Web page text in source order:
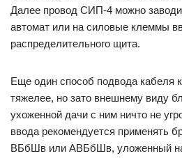
Далее провод СИП-4 можно
автомат или на силовые клеммы
распределительного щита.
Еще один способ подвода кабеля
тяжелее, но зато внешнему виду
ухоженной дачи с ним ничто не
ввода рекомендуется применять
ВБбШв или АВБбШв, уложенный